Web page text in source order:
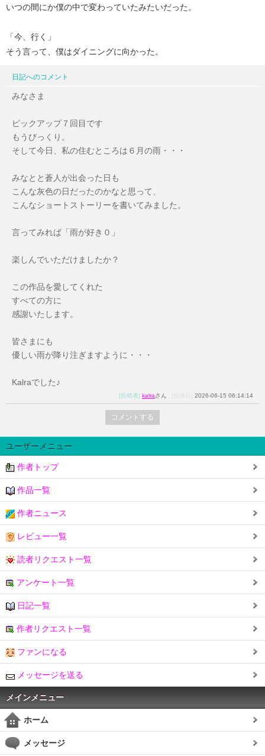
いつの間にか僕の中で変わっていたみたいだった。
「今、行く」
そう言って、僕はダイニングに向かった。
日記へのコメント
みなさま
ピックアップ７回目です
もうびっくり。
そして今日、私の住むところは６月の雨・・・
みなとと蒼人が出会った日も
こんな灰色の日だったのかなと思って、
こんなショートストーリーを書いてみました。
言ってみれば「雨が好き０」
楽しんでいただけましたか？
この作品を愛してくれた
すべての方に
感謝いたします。
皆さまにも
優しい雨が降り注ぎますように・・・
Kalraでした♪
[投稿者] kalraさん 2026-06-15 06:14:14
コメントする
ユーザーメニュー
作者トップ
作品一覧
作者ニュース
レビュー一覧
読者リクエスト一覧
アンケート一覧
日記一覧
作者リクエスト一覧
ファンになる
メッセージを送る
メインメニュー
ホーム
メッセージ